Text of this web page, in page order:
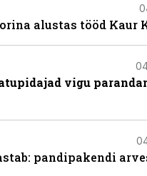
alustas tööd Kaur
vigu
pandipakendi